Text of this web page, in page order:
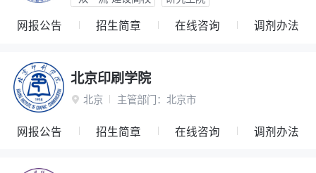
网报公告 招生简章 在线咨询 调剂办法
北京印刷学院
 北京 主管部门： 北京市
网报公告 招生简章 在线咨询 调剂办法